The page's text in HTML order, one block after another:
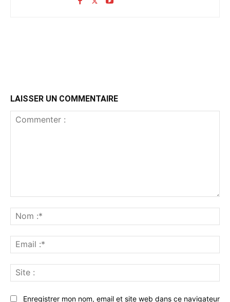
LAISSER UN COMMENTAIRE
:*
:*
:
Enregistrer mon nom, email et site web dans ce navigateur